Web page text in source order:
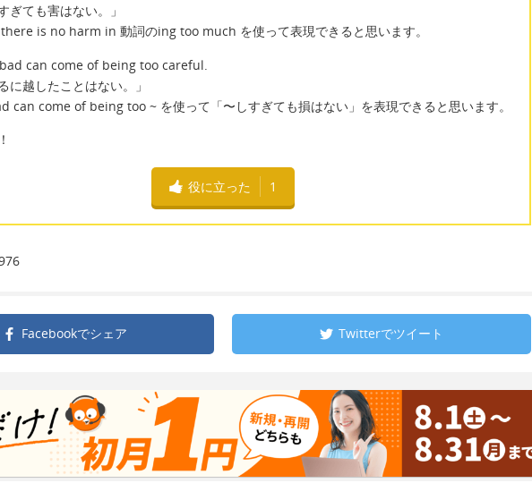
ぎても害はない。」
is no harm in 動詞のing too much を使って表現できると思います。
can come of being too careful.
に越したことはない。」
can come of being too ~ を使って「〜しすぎても損はない」を表現できると思います。
役に立った 1
Facebookでシェア Twitterでツイート